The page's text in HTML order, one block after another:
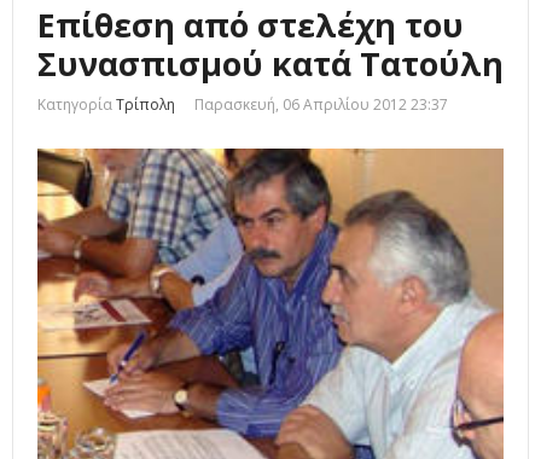
Επίθεση από στελέχη του
Συνασπισμού κατά Τατούλη
ΚατηγορίαΤρίπολη Παρασκευή, 06 Απριλίου 2012 23:37